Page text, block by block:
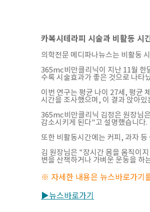
카복시테라피 시술과 비활동 시
의학전문 메디파나뉴스는 비활동
365mc비만클리닉이 지난 11월
수록 시술효과가 좋은 것으로 나타
이번 연구는 평균 나이 27세, 평균
시간을 조사했으며, 이 결과 앉아
365mc비만클리닉 김정은 원장님
감소시키게 된다"고 설명했습니다.
또한 비활동시간에는 커피, 과자
김 원장님은 "장시간 몸을 움직이
변을 산책하거나 가벼운 운동을 하
※ 자세한 내용은 뉴스바로가기
▶뉴스바로가기